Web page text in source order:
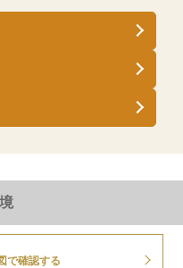
で確認する